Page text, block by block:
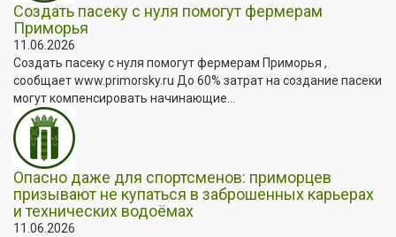
Создать пасеку с нуля помогут фермерам
Приморья
11.06.2026
Создать пасеку с нуля помогут фермерам Приморья ,
сообщает www.primorsky.ru До 60% затрат на создание пасеки
могут компенсировать начинающие...
Опасно даже для спортсменов: приморцев
призывают не купаться в заброшенных карьерах
и технических водоёмах
11.06.2026